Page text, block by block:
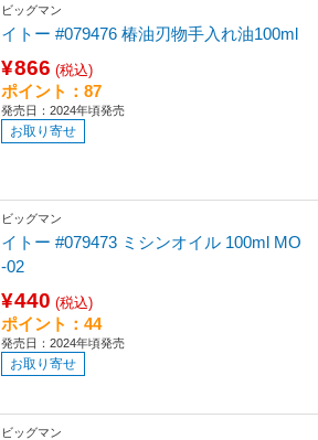
ビッグマン
イトー #079476 椿油刃物手入れ油100ml
¥866 (税込)
ポイント：87
発売日：2024年頃発売
お取り寄せ
ビッグマン
イトー #079473 ミシンオイル 100ml MO
-02
¥440 (税込)
ポイント：44
発売日：2024年頃発売
お取り寄せ
ビッグマン